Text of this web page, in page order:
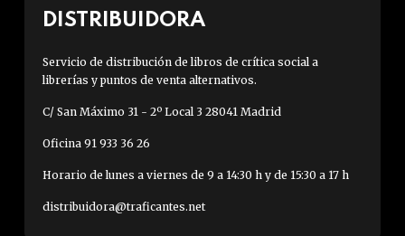
DISTRIBUIDORA
Servicio de distribución de libros de crítica social a
librerías y puntos de venta alternativos.
C/ San Máximo 31 - 2º Local 3 28041 Madrid
Oficina 91 933 36 26
Horario de lunes a viernes de 9 a 14:30 h y de 15:30 a 17 h
distribuidora@traficantes.net